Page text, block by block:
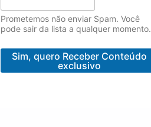
E
m
a
l
o
Prometemos não enviar Spam. Você
pode sair da lista a qualquer momento.
Sim, quero Receber Conteúdo
exclusivo